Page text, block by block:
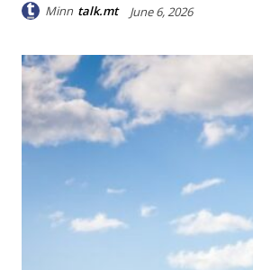
Minn talk.mt June 6, 2026